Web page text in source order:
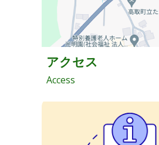
アクセス
Access